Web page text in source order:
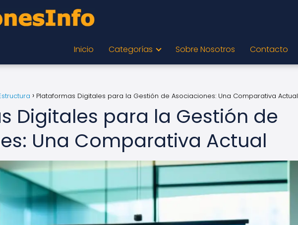
Inicio Categorías Sobre Nosotros Contacto
Plataformas Digitales para la Gestión de Asociaciones: Una Comparativa Actual
Digitales para la Gestión de
Una Comparativa Actual